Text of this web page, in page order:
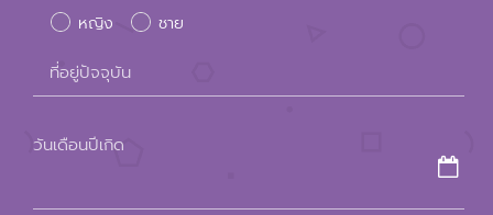
this
field
empty.
หญิง ชาย
ที่อยู่ปัจจุบัน
วันเดือนปีเกิด